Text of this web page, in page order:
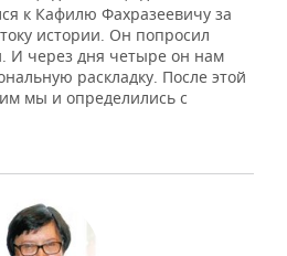
к Кафилю Фахразеевичу за
истории. Он попросил
И через дня четыре он нам
раскладку. После этой
мы и определились с